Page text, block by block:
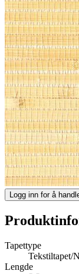
Logg inn for å
Tapettype
Tekstiltapet/
Lengde